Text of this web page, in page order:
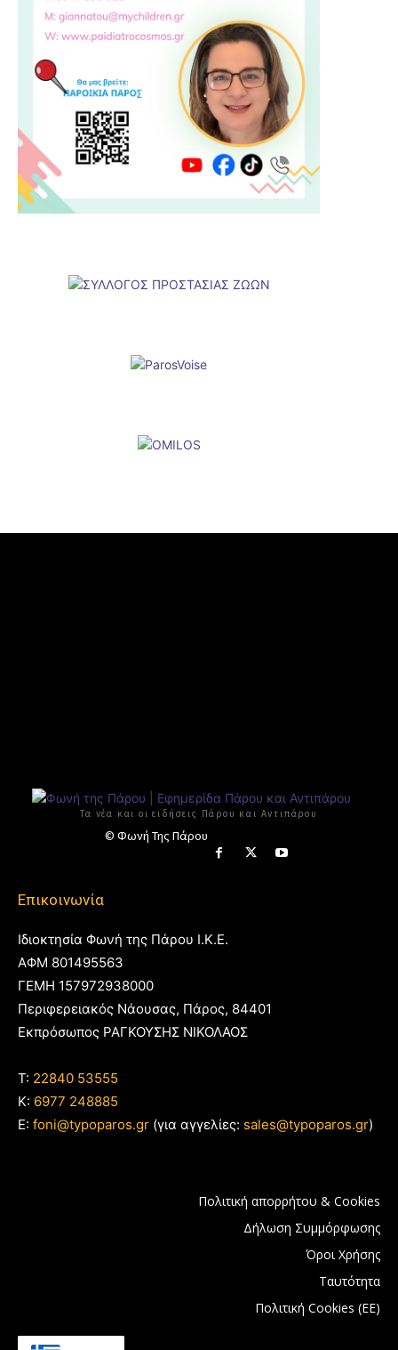
Τα νέα και οι ειδήσεις Πάρου και Αντιπάρου
© Φωνή Της Πάρου
Επικοινωνία
Ιδιοκτησία Φωνή της Πάρου Ι.Κ.Ε.
ΑΦΜ 801495563
ΓΕΜΗ 157972938000
Περιφερειακός Νάουσας, Πάρος, 84401
Εκπρόσωπος ΡΑΓΚΟΥΣΗΣ ΝΙΚΟΛΑΟΣ
T: 22840 53555
Κ: 6977 248885
E: foni@typoparos.gr (για αγγελίες: sales@typoparos.gr)
Πολιτική απορρήτου & Cookies
Δήλωση Συμμόρφωσης
Όροι Χρήσης
Ταυτότητα
Πολιτική Cookies (ΕΕ)